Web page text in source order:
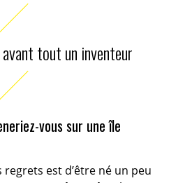
tout un inventeur
vous sur une île
regrets est d’être né un peu